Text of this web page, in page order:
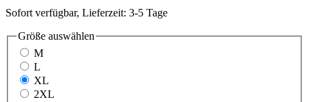
Sofort verfügbar, Lieferzeit: 3-5 Tage
Größe auswählen
M
L
XL
2XL